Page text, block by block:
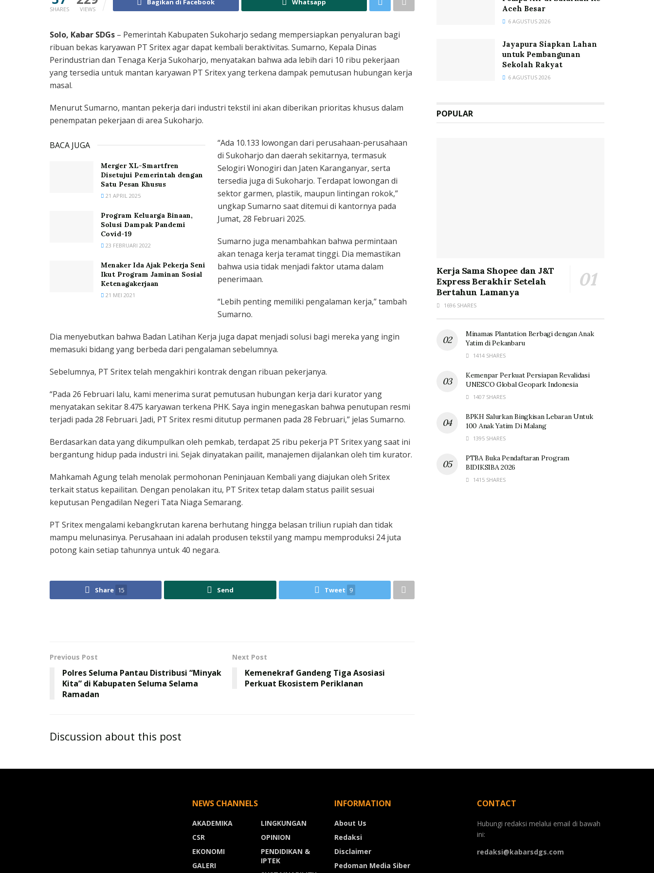
SHARES VIEWS
Bagikan di Facebook Whatsapp
Solo, Kabar SDGs – Pemerintah Kabupaten Sukoharjo sedang mempersiapkan penyaluran bagi
ribuan bekas karyawan PT Sritex agar dapat kembali beraktivitas. Sumarno, Kepala Dinas
Perindustrian dan Tenaga Kerja Sukoharjo, menyatakan bahwa ada lebih dari 10 ribu pekerjaan
yang tersedia untuk mantan karyawan PT Sritex yang terkena dampak pemutusan hubungan kerja
masal.
Menurut Sumarno, mantan pekerja dari industri tekstil ini akan diberikan prioritas khusus dalam
penempatan pekerjaan di area Sukoharjo.
BACA JUGA
Merger XL-Smartfren
Disetujui Pemerintah dengan
Satu Pesan Khusus
21 APRIL 2025
Program Keluarga Binaan,
Solusi Dampak Pandemi
Covid-19
23 FEBRUARI 2022
Menaker Ida Ajak Pekerja Seni
Ikut Program Jaminan Sosial
Ketenagakerjaan
21 MEI 2021
“Ada 10.133 lowongan dari perusahaan-perusahaan
di Sukoharjo dan daerah sekitarnya, termasuk
Selogiri Wonogiri dan Jaten Karanganyar, serta
tersedia juga di Sukoharjo. Terdapat lowongan di
sektor garmen, plastik, maupun lintingan rokok,”
ungkap Sumarno saat ditemui di kantornya pada
Jumat, 28 Februari 2025.
Sumarno juga menambahkan bahwa permintaan
akan tenaga kerja teramat tinggi. Dia memastikan
bahwa usia tidak menjadi faktor utama dalam
penerimaan.
“Lebih penting memiliki pengalaman kerja,” tambah
Sumarno.
Dia menyebutkan bahwa Badan Latihan Kerja juga dapat menjadi solusi bagi mereka yang ingin
memasuki bidang yang berbeda dari pengalaman sebelumnya.
Sebelumnya, PT Sritex telah mengakhiri kontrak dengan ribuan pekerjanya.
“Pada 26 Februari lalu, kami menerima surat pemutusan hubungan kerja dari kurator yang
menyatakan sekitar 8.475 karyawan terkena PHK. Saya ingin menegaskan bahwa penutupan resmi
terjadi pada 28 Februari. Jadi, PT Sritex resmi ditutup permanen pada 28 Februari,” jelas Sumarno.
Berdasarkan data yang dikumpulkan oleh pemkab, terdapat 25 ribu pekerja PT Sritex yang saat ini
bergantung hidup pada industri ini. Sejak dinyatakan pailit, manajemen dijalankan oleh tim kurator.
Mahkamah Agung telah menolak permohonan Peninjauan Kembali yang diajukan oleh Sritex
terkait status kepailitan. Dengan penolakan itu, PT Sritex tetap dalam status pailit sesuai
keputusan Pengadilan Negeri Tata Niaga Semarang.
PT Sritex mengalami kebangkrutan karena berhutang hingga belasan triliun rupiah dan tidak
mampu melunasinya. Perusahaan ini adalah produsen tekstil yang mampu memproduksi 24 juta
potong kain setiap tahunnya untuk 40 negara.
Share 15 Send Tweet 9
Previous Post
Polres Seluma Pantau Distribusi “Minyak
Kita” di Kabupaten Seluma Selama
Ramadan
Next Post
Kemenekraf Gandeng Tiga Asosiasi
Perkuat Ekosistem Periklanan
Discussion about this post
Aceh Besar
6 AGUSTUS 2026
Jayapura Siapkan Lahan
untuk Pembangunan
Sekolah Rakyat
6 AGUSTUS 2026
POPULAR
Kerja Sama Shopee dan J&T
Express Berakhir Setelah
Bertahun Lamanya
1696 SHARES
Minamas Plantation Berbagi dengan Anak
Yatim di Pekanbaru
1414 SHARES
Kemenpar Perkuat Persiapan Revalidasi
UNESCO Global Geopark Indonesia
1407 SHARES
BPKH Salurkan Bingkisan Lebaran Untuk
100 Anak Yatim Di Malang
1395 SHARES
PTBA Buka Pendaftaran Program
BIDIKSIBA 2026
1415 SHARES
NEWS CHANNELS
AKADEMIKA
CSR
EKONOMI
GALERI
LINGKUNGAN
OPINION
PENDIDIKAN &
IPTEK
INFORMATION
About Us
Redaksi
Disclaimer
Pedoman Media Siber
CONTACT
Hubungi redaksi melalui email di bawah
ini:
redaksi@kabarsdgs.com